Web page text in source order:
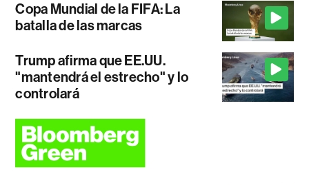
Copa Mundial de la FIFA: La
batalla de las marcas
Trump afirma que EE.UU.
"mantendrá el estrecho" y lo
controlará